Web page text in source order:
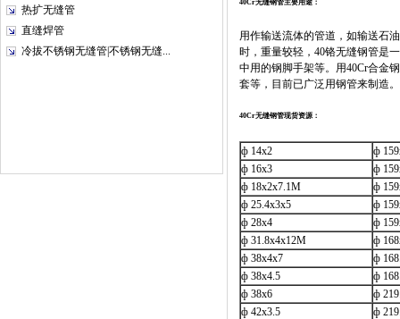
热扩无缝管
直缝焊管
冷拔不锈钢无缝管|不锈钢无缝...
40Cr无缝钢管主要用途：
用作输送流体的管道，如输送石
时，重量较轻，40铬无缝钢管是
中用的钢脚手架等。用40Cr合金
套等，目前已广泛用钢管来制造
40Cr无缝钢管现货资源：
ф 14x2
ф
ф 16x3
ф
ф 18x2x7.1M
ф
ф 25.4x3x5
ф
ф 28x4
ф
ф 31.8x4x12M
ф
ф 38x4x7
ф
ф 38x4.5
ф
ф 38x6
ф
ф 42x3.5
ф